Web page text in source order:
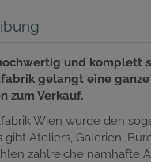
und komplett
gelangt eine
zum Verkauf.
Wien wurde den
gibt Ateliers, Galerien,
zahlreiche namhafte